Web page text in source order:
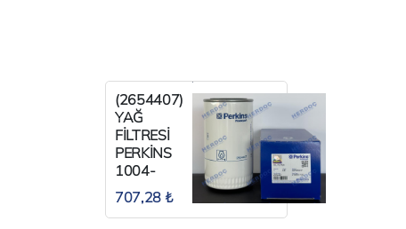
(2654407)
YAĞ
FİLTRESİ
PERKİNS
1004-
1006
UZUN TİP
707,28 ₺